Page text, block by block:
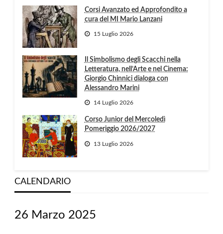
Corsi Avanzato ed Approfondito a
cura del MI Mario Lanzani
15 Luglio 2026
Il Simbolismo degli Scacchi nella
Letteratura, nell’Arte e nel Cinema:
Giorgio Chinnici dialoga con
Alessandro Marini
14 Luglio 2026
Corso Junior del Mercoledì
Pomeriggio 2026/2027
13 Luglio 2026
CALENDARIO
26 Marzo 2025